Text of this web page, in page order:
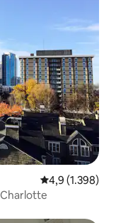
4,9 de uma
4,9 (1.398)